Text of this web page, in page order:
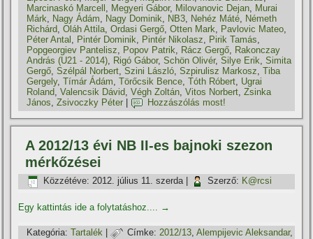
Marcinaskó Marcell , Megyeri Gábor, Milovanovic Dejan, Murai
Márk, Nagy Ádám, Nagy Dominik, NB3, Nehéz Máté, Németh
Richárd,Oláh Attila,Ordasi Gergő,Otten Mark, Pavlovic Mateo,
Péter Antal , Pintér Dominik, Pintér Nikolasz, Pirik Tamás,
Popgeorgiev Pantelisz, Popov Patrik, Rácz Gergő, Rakonczay
András (U21 - 2014), Rigó Gábor,Schön Olivér,Silye Erik,Simita
Gergő,Szélpál Norbert,Szini László,Szpirulisz Markosz,Tiba
Gergely,Tí­már Ádám,Törőcsik Bence,Tóth Róbert, Ugrai
Roland,Valencsik Dávid,Végh Zoltán,Vitos Norbert,Zsinka
János,Zsivoczky Péter Hozzászólás most!
A 2012/13 évi NB II-es bajnoki szezon
mérkőzései
Közzétéve: 2012. július 11. szerda| Szerző: K@rcsi
Egy kattintás ide a folytatáshoz.... →
Kategória: Tartalék | Címke: 2012/13,Alempijevic Aleksandar,